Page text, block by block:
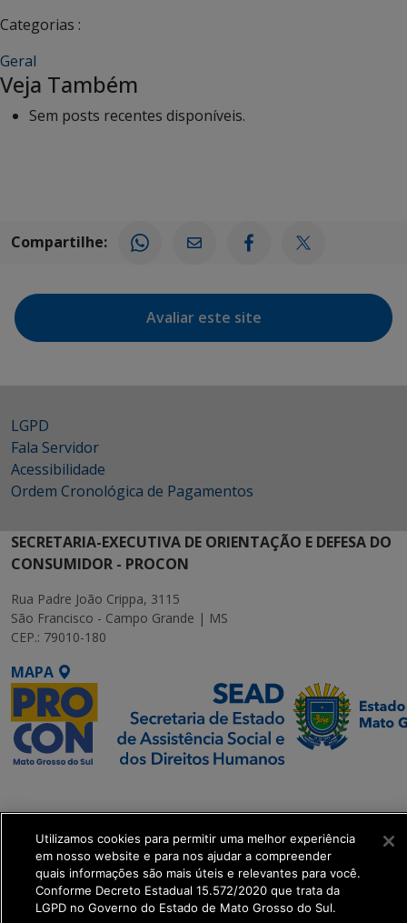
Categorias :
Geral
Veja Também
Sem posts recentes disponíveis.
Compartilhe:
Avaliar este site
LGPD
Fala Servidor
Acessibilidade
Ordem Cronológica de Pagamentos
SECRETARIA-EXECUTIVA DE ORIENTAÇÃO E DEFESA DO
CONSUMIDOR - PROCON
Rua Padre João Crippa, 3115
São Francisco - Campo Grande | MS
CEP.: 79010-180
MAPA
Executiva de
Transformação Digital
get_footer();
Utilizamos cookies para permitir uma melhor experiência
em nosso website e para nos ajudar a compreender
quais informações são mais úteis e relevantes para você.
Conforme Decreto Estadual 15.572/2020 que trata da
LGPD no Governo do Estado de Mato Grosso do Sul.